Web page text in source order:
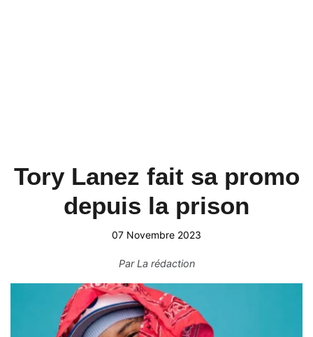
Tory Lanez fait sa promo
depuis la prison
07 Novembre 2023
ParLa rédaction